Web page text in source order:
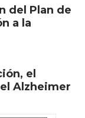
del Plan de
a la
el
Alzheimer